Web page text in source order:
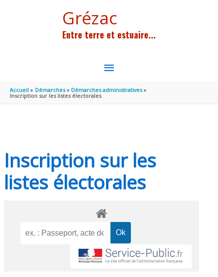
Grézac
Entre terre et estuaire...
MENU
PRINCIPAL
Accueil Démarches
Démarches administratives
Inscription sur les listes électorales
Inscription sur les
listes électorales